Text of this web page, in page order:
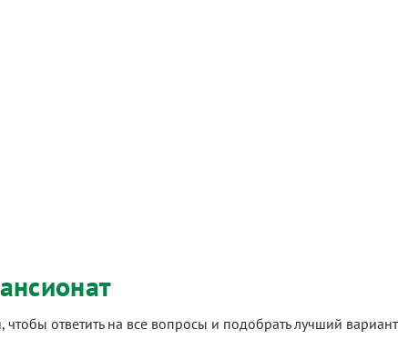
чтобы ответить на все вопросы и подобрать лучший